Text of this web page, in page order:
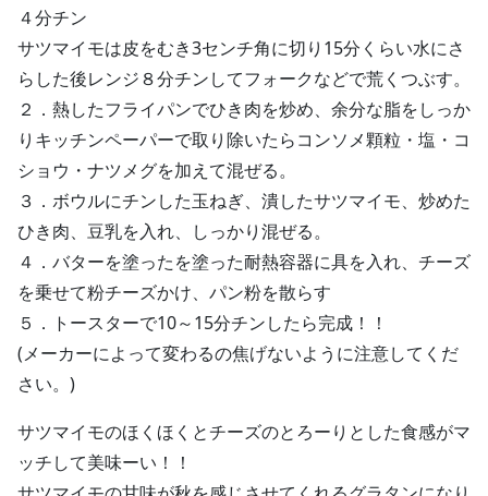
４分チン
サツマイモは皮をむき3センチ角に切り15分くらい水にさ
らした後レンジ８分チンしてフォークなどで荒くつぶす。
２．熱したフライパンでひき肉を炒め、余分な脂をしっか
りキッチンペーパーで取り除いたらコンソメ顆粒・塩・コ
ショウ・ナツメグを加えて混ぜる。
３．ボウルにチンした玉ねぎ、潰したサツマイモ、炒めた
ひき肉、豆乳を入れ、しっかり混ぜる。
４．バターを塗ったを塗った耐熱容器に具を入れ、チーズ
を乗せて粉チーズかけ、パン粉を散らす
５．トースターで10～15分チンしたら完成！！
(メーカーによって変わるの焦げないように注意してくだ
さい。)
サツマイモのほくほくとチーズのとろーりとした食感がマ
ッチして美味ーい！！